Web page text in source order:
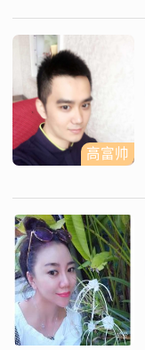
高富帅